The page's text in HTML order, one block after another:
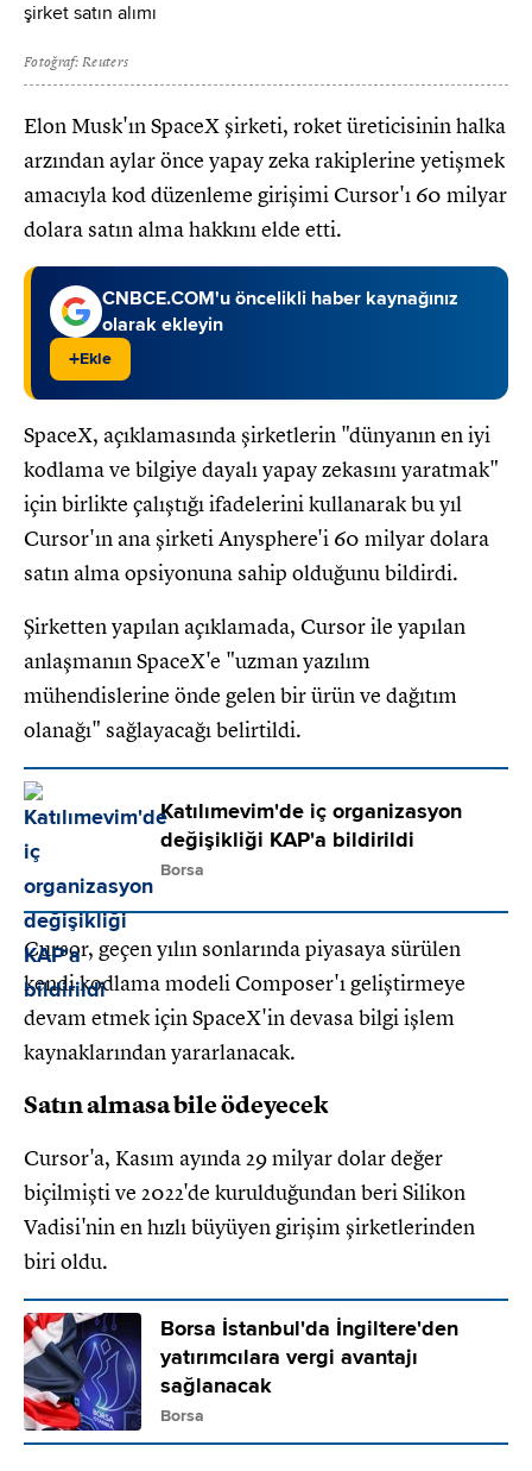
Fotoğraf: Reuters
Elon Musk'ın SpaceX şirketi, roket üreticisinin halka
arzından aylar önce yapay zeka rakiplerine yetişmek
amacıyla kod düzenleme girişimi Cursor'ı 60 milyar
dolara satın alma hakkını elde etti.
CNBCE.COM'u öncelikli haber kaynağınız
olarak ekleyin
+Ekle
SpaceX, açıklamasında şirketlerin "dünyanın en iyi
kodlama ve bilgiye dayalı yapay zekasını yaratmak"
için birlikte çalıştığı ifadelerini kullanarak bu yıl
Cursor'ın ana şirketi Anysphere'i 60 milyar dolara
satın alma opsiyonuna sahip olduğunu bildirdi.
Şirketten yapılan açıklamada, Cursor ile yapılan
anlaşmanın SpaceX'e "uzman yazılım
mühendislerine önde gelen bir ürün ve dağıtım
olanağı" sağlayacağı belirtildi.
Katılımevim'de iç organizasyon
değişikliği KAP'a bildirildi
Borsa
Cursor, geçen yılın sonlarında piyasaya sürülen
kendi kodlama modeli Composer'ı geliştirmeye
devam etmek için SpaceX'in devasa bilgi işlem
kaynaklarından yararlanacak.
Satın almasa bile ödeyecek
Cursor'a, Kasım ayında 29 milyar dolar değer
biçilmişti ve 2022'de kurulduğundan beri Silikon
Vadisi'nin en hızlı büyüyen girişim şirketlerinden
biri oldu.
Borsa İstanbul'da İngiltere'den
yatırımcılara vergi avantajı
sağlanacak
Borsa